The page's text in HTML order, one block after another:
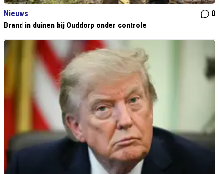
Nieuws
0
Brand in duinen bij Ouddorp onder controle